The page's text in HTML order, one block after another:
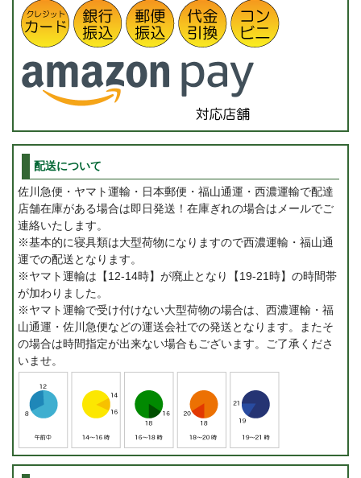
配送について
佐川急便・ヤマト運輸・日本郵便・福山通運・西濃運輸で配達
店舗在庫がある場合は即日発送！在庫ぎれの場合はメールでご
連絡いたします。
※基本的に寝具類は大型荷物になりますので西濃運輸・福山通
運での配送となります。
※ヤマト運輸は【12-14時】が廃止となり【19-21時】の時間帯
が加わりました。
※ヤマト運輸で受け付けない大型荷物の場合は、西濃運輸・福
山通運・佐川急便などの運送会社での発送となります。またそ
の場合は時間指定が出来ない場合もございます。ご了承くださ
いませ。